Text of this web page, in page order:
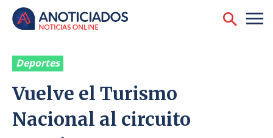
Deportes
Vuelve el Turismo
Nacional al circuito